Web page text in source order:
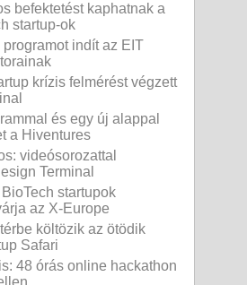
befektetést kaphatnak a
startup-ok
indít az EIT
krízis felmérést végzett
és egy új alappal
a Hiventures
videósorozattal
Terminal
startupok
az X-Europe
költözik az ötödik
Safari
48 órás online hackathon